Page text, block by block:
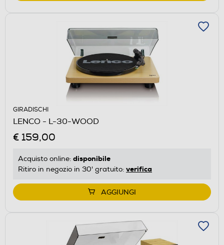
GIRADISCHI
LENCO - L-30-WOOD
€ 159,00
Acquisto online: disponibile
Ritiro in negozio in 30' gratuito: verifica
AGGIUNGI